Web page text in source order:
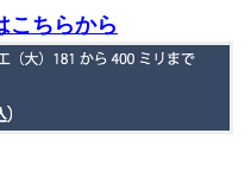
こちらから